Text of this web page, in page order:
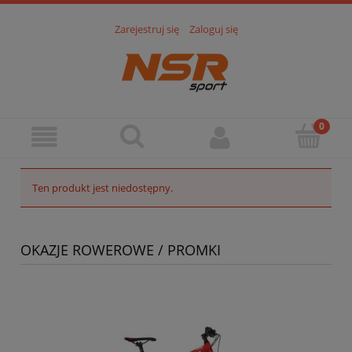
Zarejestruj się Zaloguj się
Ten produkt jest niedostępny.
OKAZJE ROWEROWE / PROMKI